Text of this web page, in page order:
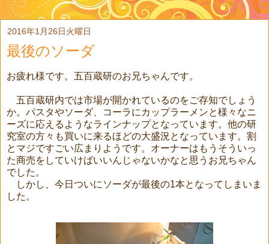
2016年1月26日火曜日
最後のソーダ
お疲れ様です。五百蔵研のお兄ちゃんです。
五百蔵研内では市場が開かれているのをご存知でしょう
か。パスタやソーダ、コーラにカップラーメンと様々なニ
ーズに応えるようなラインナップとなっています。他の研
究室の方々も買いに来るほどの大盛況となっています。割
とマジですごい広まりようです。オーナーはもうそういっ
た商売をしていけばいいんじゃないかなと思うお兄ちゃん
でした。
しかし、今日ついにソーダが最後の1本となってしまいま
した。